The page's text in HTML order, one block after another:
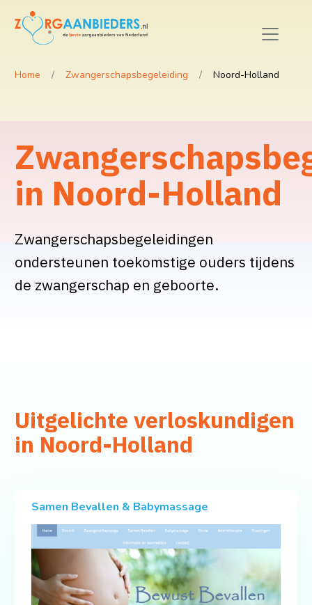
Home Zwangerschapsbegeleiding Noord-Holland
in Noord-Holland
Zwangerschapsbegeleidingen
ondersteunen toekomstige ouders tijdens
de zwangerschap en geboorte.
Uitgelichte verloskundigen
in Noord-Holland
Samen Bevallen & Babymassage